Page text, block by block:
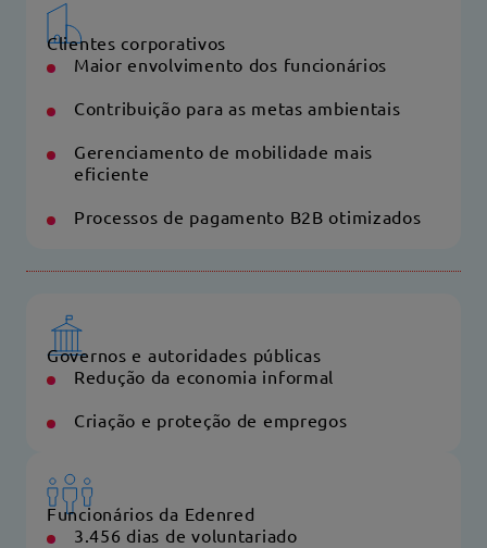
Clientes corporativos
Maior envolvimento dos funcionários
Contribuição para as metas ambientais
Gerenciamento de mobilidade mais
eficiente
Processos de pagamento B2B otimizados
Governos e autoridades públicas
Redução da economia informal
Criação e proteção de empregos
Funcionários da Edenred
3.456 dias de voluntariado